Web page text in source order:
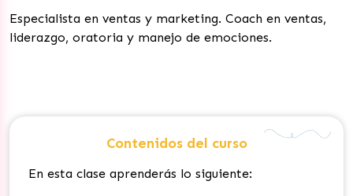
Especialista en ventas y marketing. Coach en ventas,
liderazgo, oratoria y manejo de emociones.
Contenidos del curso
En esta clase aprenderás lo siguiente: